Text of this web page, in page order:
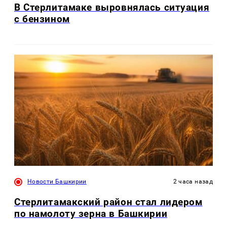
В Стерлитамаке выровнялась ситуация
с бензином
Новости Башкирии 2 часа назад
Стерлитамакский район стал лидером
по намолоту зерна в Башкирии